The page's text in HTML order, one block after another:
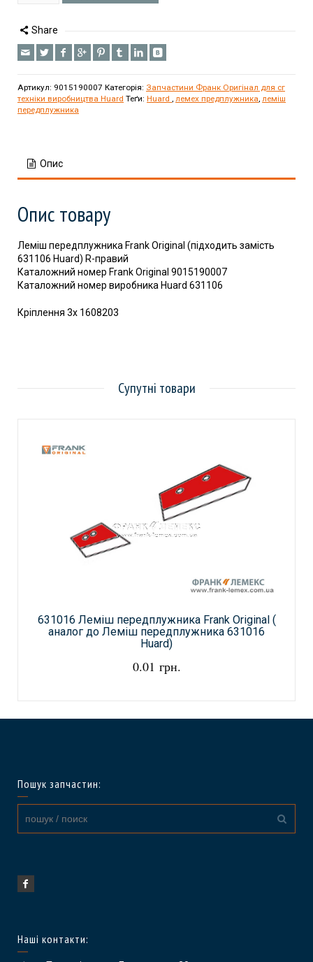
Share
Артикул: 9015190007 Категорія: Запчастини Франк Оригінал для сг
техніки виробництва Huard Теґи: Huard , лемех предплужника, леміш
передплужника
Опис
Опис товару
Леміш передплужника Frank Original (підходить замість
631106 Huard) R-правий
Каталожний номер Frank Original 9015190007
Каталожний номер виробника Huard 631106
Кріплення 3x 1608203
Супутні товари
631016 Леміш передплужника Frank Original (
аналог до Леміш передплужника 631016
Huard)
0.01 грн.
Пошук запчастин:
Наші контакти: